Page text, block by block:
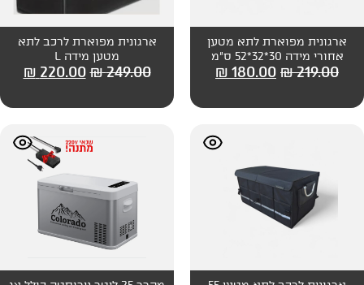
מטען
₪
ארגונית מפוארת לרכב לתא
מטען מידה L
249.00
220.00
₪